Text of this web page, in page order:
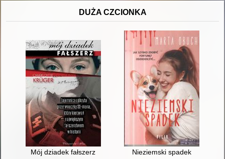
DUŻA CZCIONKA
Mój dziadek fałszerz Nieziemski spadek